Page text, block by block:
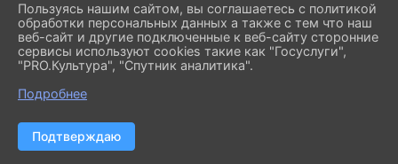
Пользуясь нашим сайтом, вы соглашаетесь с политикой
обработки персональных данных а также с тем что наш
веб-сайт и другие подключенные к веб-сайту сторонние
сервисы используют cookies такие как "Госуслуги",
"PRO.Культура", "Спутник аналитика".
Подробнее
Подтверждаю